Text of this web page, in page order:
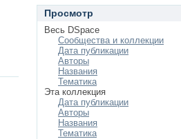
Просмотр
Весь DSpace
Сообщества и коллекции
Дата публикации
Авторы
Названия
Тематика
Эта коллекция
Дата публикации
Авторы
Названия
Тематика